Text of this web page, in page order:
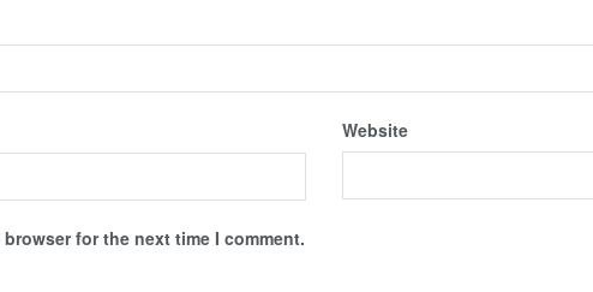
Website
for the next time I comment.